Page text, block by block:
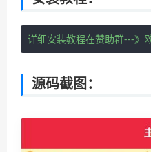
详细安装教程在赞助群---》
源码截图：